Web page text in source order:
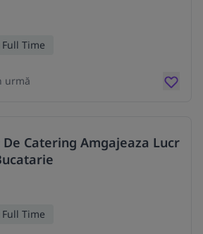
Time
urmă
Catering Amgajeaza Lucr
Time